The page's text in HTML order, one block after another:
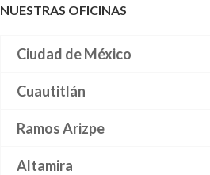
NUESTRAS OFICINAS
Ciudad de México
Cuautitlán
Ramos Arizpe
Altamira